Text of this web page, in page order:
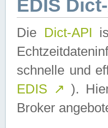
EDIS
Die Dict-API
schnelle und
EDIS ↗ ).
Broker